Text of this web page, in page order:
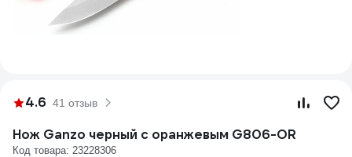
4.6 41 отзыв
Нож Ganzo черный c оранжевым G806-OR
Код товара: 23228306